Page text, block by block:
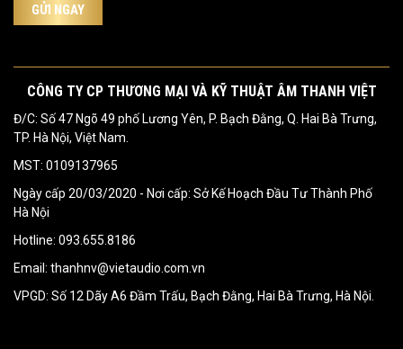
CÔNG TY CP THƯƠNG MẠI VÀ KỸ THUẬT ÂM THANH VIỆT
Đ/C: Số 47 Ngõ 49 phố Lương Yên, P. Bạch Đằng, Q. Hai Bà Trưng,
TP. Hà Nội, Việt Nam.
MST: 0109137965
Ngày cấp 20/03/2020 - Nơi cấp: Sở Kế Hoạch Đầu Tư Thành Phố
Hà Nội
Hotline: 093.655.8186
Email: thanhnv@vietaudio.com.vn
VPGD: Số 12 Dãy A6 Đầm Trấu, Bạch Đằng, Hai Bà Trưng, Hà Nội.